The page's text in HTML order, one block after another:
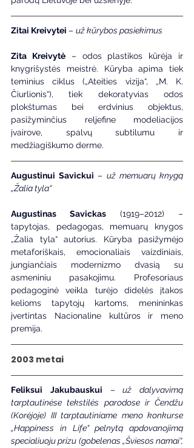
Zitai Kreivytei – už kūrybos pasiekimus
Zita Kreivytė – odos plastikos kūrėja ir
knygrišystės meistrė. Kūryba apima tiek
teminius ciklus („Ateities vizija“, „M. K.
Čiurlionis“), tiek dekoratyvias odos
plokštumas bei erdvinius objektus,
pasižyminčius reljefine modeliacijos
įvairove, spalvų subtilumu ir
medžiagiškumo derme.
Augustinui Savickui – už memuarų knygą
„Žalia tyla“
Augustinas Savickas (1919–2012) –
tapytojas, pedagogas, memuarų knygos
„Žalia tyla“ autorius. Kūryba pasižymėjo
metaforiškais, emocionaliais vaizdiniais,
jungiančiais modernizmo dvasią su
asmeniniu pasakojimu. Profesoriaus
pedagoginė veikla turėjo didelės įtakos
kelioms tapytojų kartoms, menininkas
įvertintas Nacionaline kultūros ir meno
premija.
2003 metai
Feliksui Jakubauskui – už dalyvavimą
tarptautinėse tekstilės parodose ir Čendžu
(Korėjoje) III tarptautiniame meno konkurse
„Happiness in Life“ pelnytą apdovanojimą
specialiuoju prizu (gobelenas „Šviesos namai“,